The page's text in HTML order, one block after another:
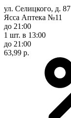
ул. Селицкого, д. 87
Ясса Аптека №11
до 21:00
1 шт. в 13:00
до 21:00
63,99 р.